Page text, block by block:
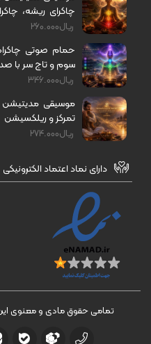
چاکرای ریشه،
برای رهایی از ترس،
ریال260.000
حمام صوتی
سوم و تاج سر با
ریال346.000
تمرکز و ریلکسیشن
ریال274.000
دارای نماد اعتماد الکترونیکی
تمامی حقوق مادی و معنوی